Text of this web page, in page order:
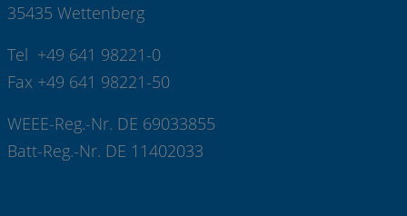
35435 Wettenberg
Tel +49 641 98221-0
Fax +49 641 98221-50
WEEE-Reg.-Nr. DE 69033855
Batt-Reg.-Nr. DE 11402033